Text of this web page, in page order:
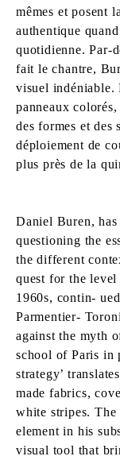
mêmes et posent
authentique
quotidienne. Par-
fait le chantre,
visuel indéniable.
panneaux
des formes et des
déploiement de
plus près de la
Daniel Buren,
questioning the
the different
quest for the
1960s, contin-
Parmentier-
against the myth
school of Paris in
strategy’
made fabrics,
white stripes. The
element in his
visual tool that